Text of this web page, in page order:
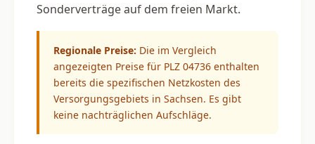
Sonderverträge auf dem freien Markt.
Regionale Preise: Die im Vergleich
angezeigten Preise für PLZ 04736 enthalten
bereits die spezifischen Netzkosten des
Versorgungsgebiets in Sachsen. Es gibt
keine nachträglichen Aufschläge.